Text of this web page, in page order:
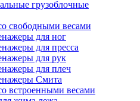
грузоблочные
свободными весами
для ног
для пресса
для рук
для плеч
Смита
встроенными весами